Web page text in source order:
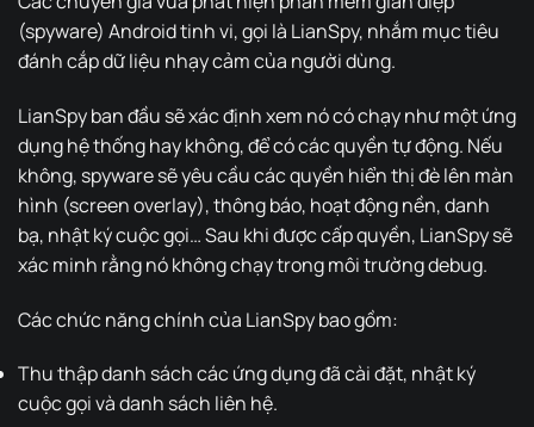
(spyware) Android tinh vi, gọi là LianSpy, nhắm mục tiêu
đánh cắp dữ liệu nhạy cảm của người dùng.
LianSpy ban đầu sẽ xác định xem nó có chạy như một ứng
dụng hệ thống hay không, để có các quyền tự động. Nếu
không, spyware sẽ yêu cầu các quyền hiển thị đè lên màn
hình (screen overlay), thông báo, hoạt động nền, danh
bạ, nhật ký cuộc gọi… Sau khi được cấp quyền, LianSpy sẽ
xác minh rằng nó không chạy trong môi trường debug.
Các chức năng chính của LianSpy bao gồm:
Thu thập danh sách các ứng dụng đã cài đặt, nhật ký
cuộc gọi và danh sách liên hệ.